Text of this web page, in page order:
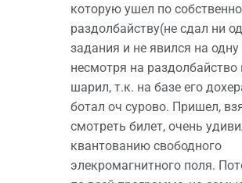
которую ушел по
раздолбайству(не сдал ни
задания и не явился на
несмотря на раздолбайство
шарил, т.к. на базе его
ботал оч сурово. Пришел,
смотреть билет, очень
квантованию свободного
элекромагнитного поля.